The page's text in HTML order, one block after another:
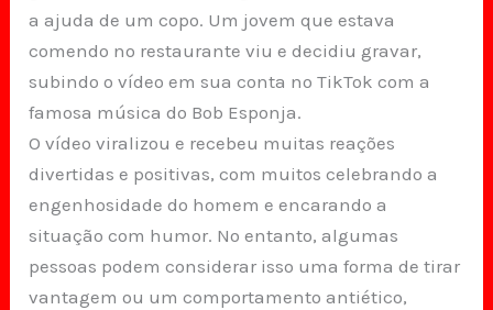
a ajuda de um copo. Um jovem que estava
comendo no restaurante viu e decidiu gravar,
subindo o vídeo em sua conta no TikTok com a
famosa música do Bob Esponja.
O vídeo viralizou e recebeu muitas reações
divertidas e positivas, com muitos celebrando a
engenhosidade do homem e encarando a
situação com humor. No entanto, algumas
pessoas podem considerar isso uma forma de tirar
vantagem ou um comportamento antiético,